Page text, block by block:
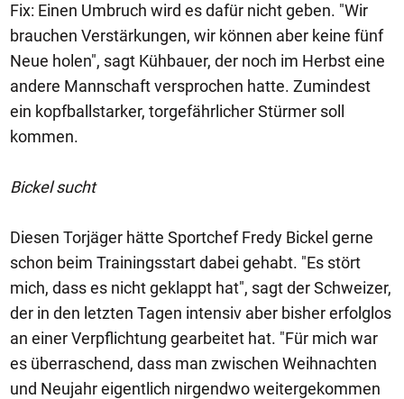
Fix: Einen Umbruch wird es dafür nicht geben. "Wir
brauchen Verstärkungen, wir können aber keine fünf
Neue holen", sagt Kühbauer, der noch im Herbst eine
andere Mannschaft versprochen hatte. Zumindest
ein kopfballstarker, torgefährlicher Stürmer soll
kommen.
Bickel sucht
Diesen Torjäger hätte Sportchef Fredy Bickel gerne
schon beim Trainingsstart dabei gehabt. "Es stört
mich, dass es nicht geklappt hat", sagt der Schweizer,
der in den letzten Tagen intensiv aber bisher erfolglos
an einer Verpflichtung gearbeitet hat. "Für mich war
es überraschend, dass man zwischen Weihnachten
und Neujahr eigentlich nirgendwo weitergekommen